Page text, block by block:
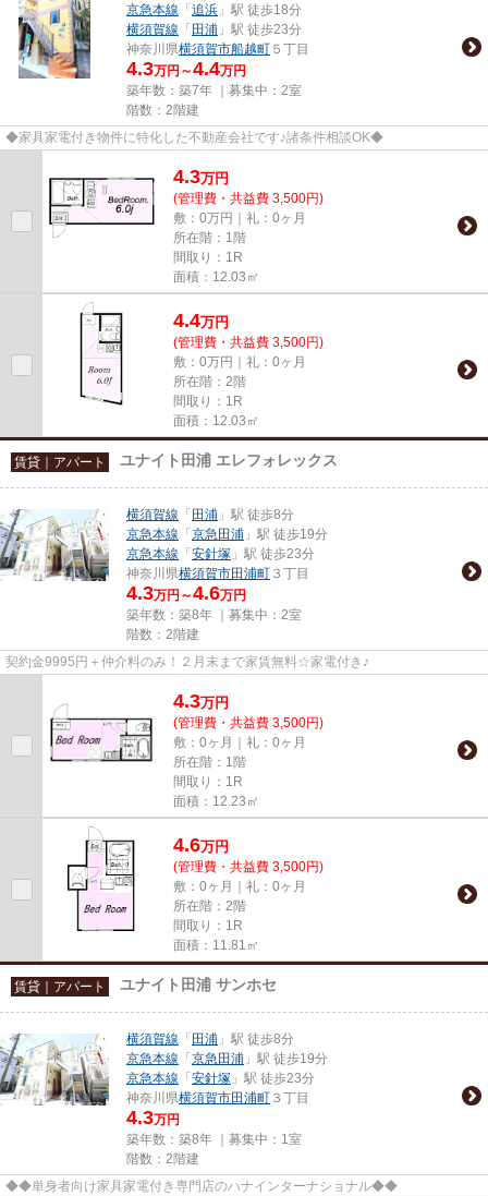
京急本線 「 追浜 」駅 徒歩18分
横須賀線 「 田浦 」駅 徒歩23分
神奈川県横須賀市船越町 ５丁目
4.3万円～4.4万円
築年数：築7年 ｜募集中： 2室
階数：2階建
◆家具家電付き物件に特化した不動産会社です♪諸条件相談OK◆
4.3万円
(管理費・共益費 3,500円)
敷：0万円｜礼：0ヶ月
所在階：1階
間取り：1R
面積：12.03㎡
4.4万円
(管理費・共益費 3,500円)
敷：0万円｜礼：0ヶ月
所在階：2階
間取り：1R
面積：12.03㎡
賃貸｜アパート ユナイト田浦 エレフォレックス
横須賀線 「 田浦 」駅 徒歩8分
京急本線 「 京急田浦 」駅 徒歩19分
京急本線 「 安針塚 」駅 徒歩23分
神奈川県横須賀市田浦町 ３丁目
4.3万円～4.6万円
築年数：築8年 ｜募集中： 2室
階数：2階建
契約金9995円＋仲介料のみ！２月末まで家賃無料☆家電付き♪
4.3万円
(管理費・共益費 3,500円)
敷：0ヶ月｜礼：0ヶ月
所在階：1階
間取り：1R
面積：12.23㎡
4.6万円
(管理費・共益費 3,500円)
敷：0ヶ月｜礼：0ヶ月
所在階：2階
間取り：1R
面積：11.81㎡
賃貸｜アパート ユナイト田浦 サンホセ
横須賀線 「 田浦 」駅 徒歩8分
京急本線 「 京急田浦 」駅 徒歩19分
京急本線 「 安針塚 」駅 徒歩23分
神奈川県横須賀市田浦町 ３丁目
4.3万円
築年数：築8年 ｜募集中： 1室
階数：2階建
◆◆単身者向け家具家電付き専門店のハナインターナショナル◆◆